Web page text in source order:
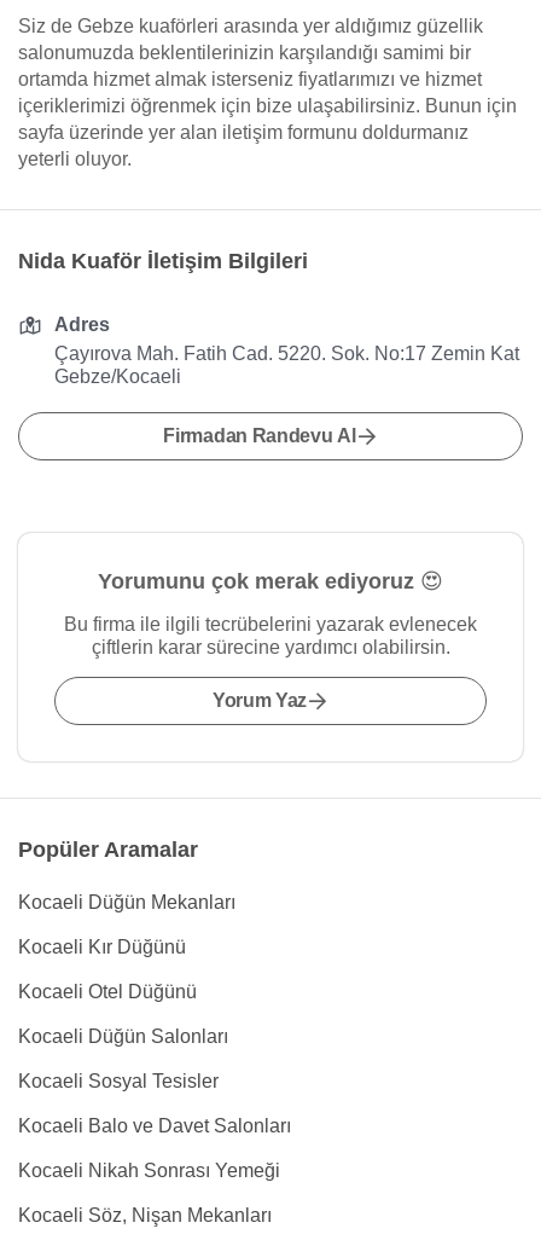
Siz de Gebze kuaförleri arasında yer aldığımız güzellik
salonumuzda beklentilerinizin karşılandığı samimi bir
ortamda hizmet almak isterseniz fiyatlarımızı ve hizmet
içeriklerimizi öğrenmek için bize ulaşabilirsiniz. Bunun için
sayfa üzerinde yer alan iletişim formunu doldurmanız
yeterli oluyor.
Nida Kuaför İletişim Bilgileri
Adres
Çayırova Mah. Fatih Cad. 5220. Sok. No:17 Zemin Kat
Gebze/Kocaeli
Firmadan Randevu Al
Yorumunu çok merak ediyoruz 😍
Bu firma ile ilgili tecrübelerini yazarak evlenecek
çiftlerin karar sürecine yardımcı olabilirsin.
Yorum Yaz
Popüler Aramalar
Kocaeli Düğün Mekanları
Kocaeli Kır Düğünü
Kocaeli Otel Düğünü
Kocaeli Düğün Salonları
Kocaeli Sosyal Tesisler
Kocaeli Balo ve Davet Salonları
Kocaeli Nikah Sonrası Yemeği
Kocaeli Söz, Nişan Mekanları